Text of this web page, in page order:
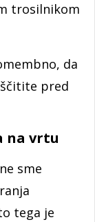
trosilnikom
da
pred
na vrtu
sme
tega je